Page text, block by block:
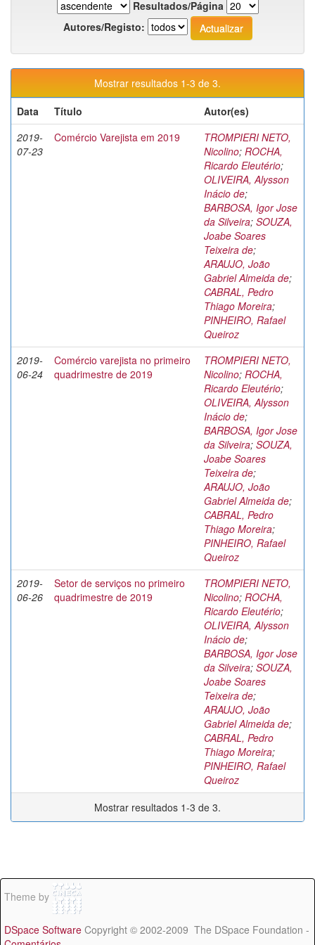
Resultados/Página
Autores/Registo:
Mostrar resultados 1-3 de 3.
Data
Título
Autor(es)
2019-
07-23
Comércio Varejista em 2019
TROMPIERI NETO,
Nicolino; ROCHA,
Ricardo Eleutério;
OLIVEIRA, Alysson
Inácio de;
BARBOSA, Igor Jose
da Silveira; SOUZA,
Joabe Soares
Teixeira de;
ARAUJO, João
Gabriel Almeida de;
CABRAL, Pedro
Thiago Moreira;
PINHEIRO, Rafael
Queiroz
2019-
06-24
Comércio varejista no primeiro
quadrimestre de 2019
TROMPIERI NETO,
Nicolino; ROCHA,
Ricardo Eleutério;
OLIVEIRA, Alysson
Inácio de;
BARBOSA, Igor Jose
da Silveira; SOUZA,
Joabe Soares
Teixeira de;
ARAUJO, João
Gabriel Almeida de;
CABRAL, Pedro
Thiago Moreira;
PINHEIRO, Rafael
Queiroz
2019-
06-26
Setor de serviços no primeiro
quadrimestre de 2019
TROMPIERI NETO,
Nicolino; ROCHA,
Ricardo Eleutério;
OLIVEIRA, Alysson
Inácio de;
BARBOSA, Igor Jose
da Silveira; SOUZA,
Joabe Soares
Teixeira de;
ARAUJO, João
Gabriel Almeida de;
CABRAL, Pedro
Thiago Moreira;
PINHEIRO, Rafael
Queiroz
Mostrar resultados 1-3 de 3.
Theme by
DSpace Software Copyright © 2002-2009 The DSpace Foundation -